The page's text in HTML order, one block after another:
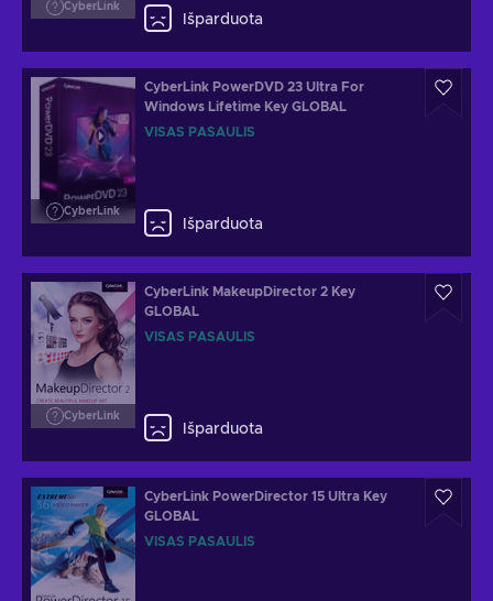
CyberLink
Išparduota
CyberLink
CyberLink PowerDVD 23 Ultra For
Windows Lifetime Key GLOBAL
VISAS PASAULIS
Išparduota
CyberLink
CyberLink MakeupDirector 2 Key
GLOBAL
VISAS PASAULIS
Išparduota
CyberLink PowerDirector 15 Ultra Key
GLOBAL
VISAS PASAULIS